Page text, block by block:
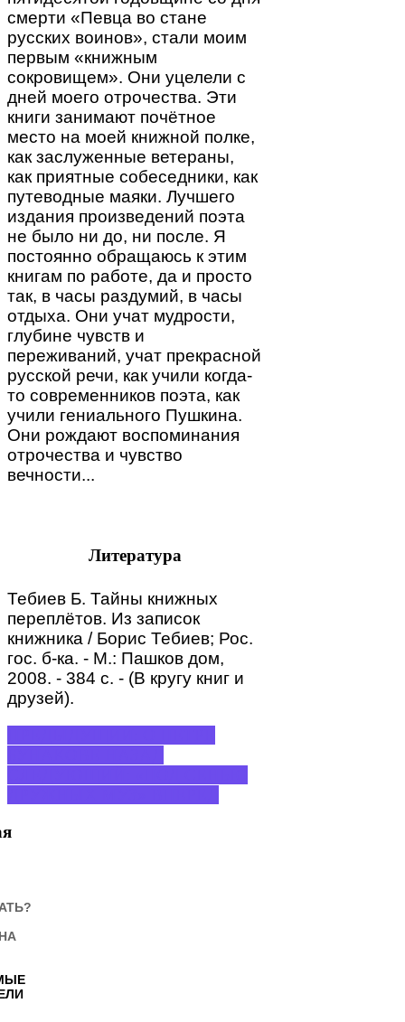
смерти «Певца во стане
русских воинов», стали моим
первым «книжным
сокровищем». Они уцелели с
дней моего отрочества. Эти
книги занимают почётное
место на моей книжной полке,
как заслуженные ветераны,
как приятные собеседники, как
путеводные маяки. Лучшего
издания произведений поэта
не было ни до, ни после. Я
постоянно обращаюсь к этим
книгам по работе, да и просто
так, в часы раздумий, в часы
отдыха. Они учат мудрости,
глубине чувств и
переживаний, учат прекрасной
русской речи, как учили когда-
то современников поэта, как
учили гениального Пушкина.
Они рождают воспоминания
отрочества и чувство
вечности...
Литература
Тебиев Б. Тайны книжных
переплётов. Из записок
книжника / Борис Тебиев; Рос.
гос. б-ка. - М.: Пашков дом,
2008. - 384 с. - (В кругу книг и
друзей).